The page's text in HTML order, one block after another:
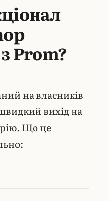
Prom?
на власників
вихід на
Що це